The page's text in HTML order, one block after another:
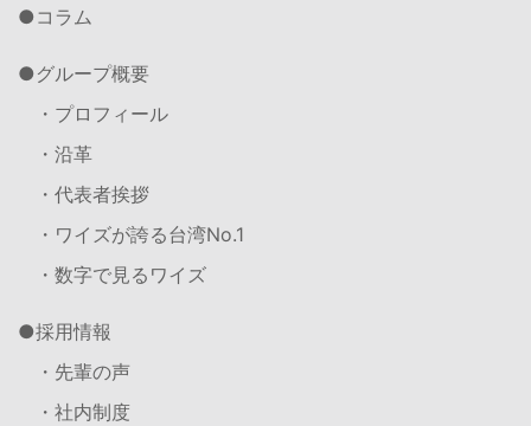
コラム
グループ概要
・プロフィール
・沿革
・代表者挨拶
・ワイズが誇る台湾No.1
・数字で見るワイズ
採用情報
・先輩の声
・社内制度